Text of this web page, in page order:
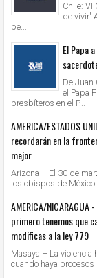
Chile: VI
de vivir'
pe...
El Papa
De Juan
el Papa
presbíteros en el P...
AMERICA/ESTADOS
recordarán en la
mejor
Arizona – El 30 de
los obispos de
AMERICA/
primero tenemos que
modificas a la ley 779
Masaya – La violencia
cuando haya procesos